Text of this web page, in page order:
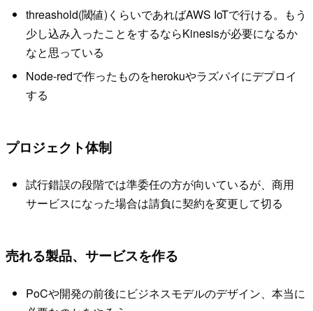
threashold(閾値)くらいであればAWS IoTで行ける。もう
少し込み入ったことをするならKinesisが必要になるか
なと思っている
Node-redで作ったものをherokuやラズパイにデプロイ
する
プロジェクト体制
試行錯誤の段階では準委任の方が向いているが、商用
サービスになった場合は請負に契約を変更して切る
売れる製品、サービスを作る
PoCや開発の前後にビジネスモデルのデザイン、本当に